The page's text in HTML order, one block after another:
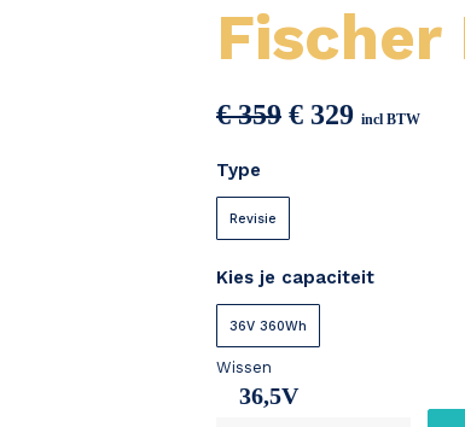
Fischer
€359 € 329Huidige
incl BTW
Type
Revisie
Kies je capaciteit
36V 360Wh
36,5V
Wissen